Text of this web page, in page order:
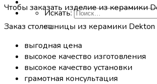
Искать:
Чтобы заказать изделие из керамики
Заказ столешницы из керамики Dekton
выгодная цена
высокое качество изготовления
высокое качество установки
грамотная консультация